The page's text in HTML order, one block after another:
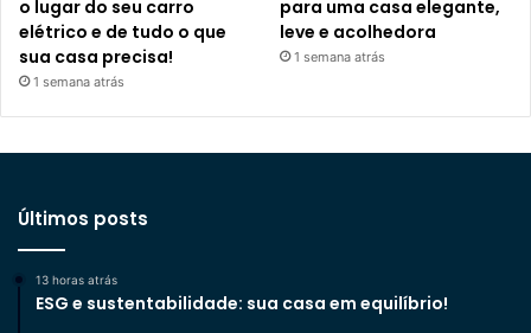
o lugar do seu carro
elétrico e de tudo o que
sua casa precisa!
1 semana atrás
para uma casa elegante,
leve e acolhedora
1 semana atrás
Últimos posts
13 horas atrás
ESG e sustentabilidade: sua casa em equilíbrio!